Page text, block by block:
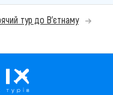
тур до В'єтнаму